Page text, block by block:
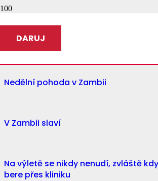
DARUJ
Zambie
Nedělní pohoda v Zambii
V Zambii slaví
Na výletě se nikdy nenudí, zvláště
bere přes kliniku